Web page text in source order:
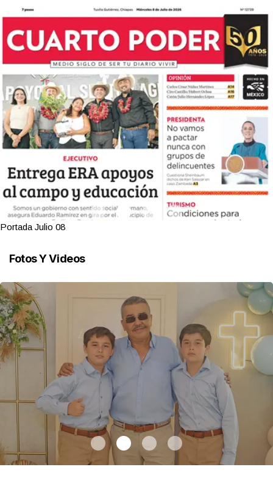
Portada Julio 08
Fotos Y Videos